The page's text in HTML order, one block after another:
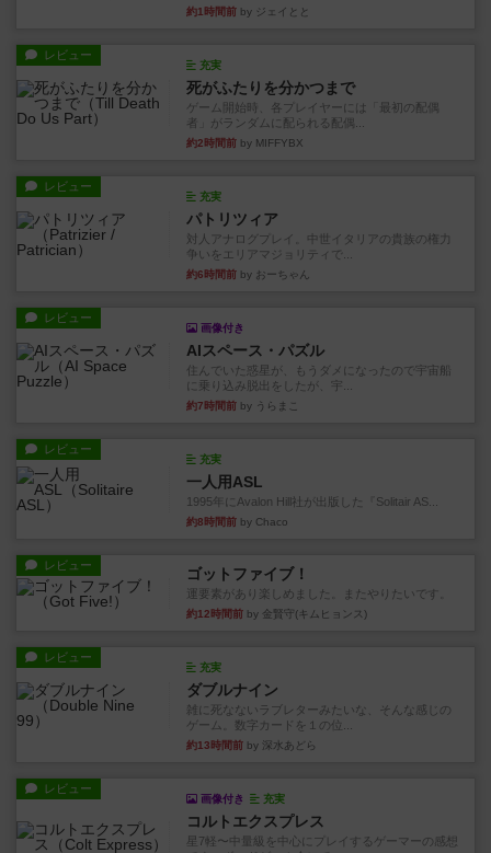
約1時間前 by ジェイとと
レビュー
充実
死がふたりを分かつまで
ゲーム開始時、各プレイヤーには「最初の配偶
者」がランダムに配られる配偶...
約2時間前 by MIFFYBX
レビュー
充実
パトリツィア
対人アナログプレイ。中世イタリアの貴族の権力
争いをエリアマジョリティで...
約6時間前 by おーちゃん
レビュー
画像付き
AIスペース・パズル
住んでいた惑星が、もうダメになったので宇宙船
に乗り込み脱出をしたが、宇...
約7時間前 by うらまこ
レビュー
充実
一人用ASL
1995年にAvalon Hill社が出版した『Solitair AS...
約8時間前 by Chaco
レビュー ゴットファイブ！
運要素があり楽しめました。またやりたいです。
約12時間前 by 金賢守(キムヒョンス)
レビュー
充実
ダブルナイン
雑に死なないラブレターみたいな、そんな感じの
ゲーム。数字カードを１の位...
約13時間前 by 深水あどら
レビュー
画像付き 充実
コルトエクスプレス
星7軽〜中量級を中心にプレイするゲーマーの感想